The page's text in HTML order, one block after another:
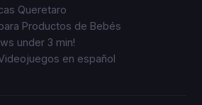
Queretaro
Productos de Bebés
under 3 min!
en español